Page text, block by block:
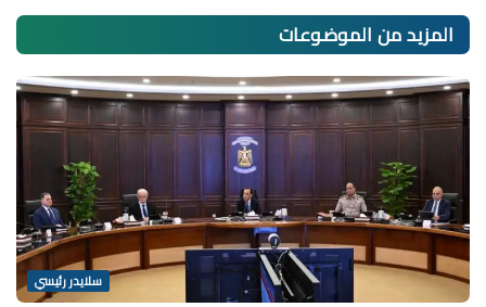
المزيد منالموضوعات
سلايدر رئيسي